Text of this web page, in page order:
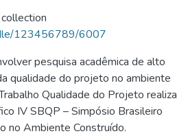
123456789/6007
pesquisa acadêmica de alto
qualidade do projeto no ambiente
Qualidade do Projeto realiza
IV SBQP – Simpósio Brasileiro
no Ambiente Construído.